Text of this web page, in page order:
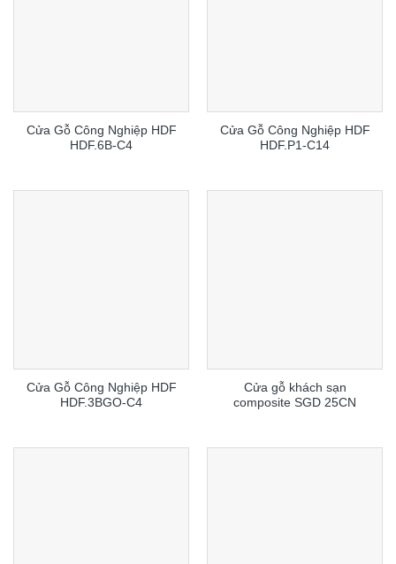
Cửa Gỗ Công Nghiệp HDF
HDF.6B-C4
Cửa Gỗ Công Nghiệp HDF
HDF.P1-C14
Cửa Gỗ Công Nghiệp HDF
HDF.3BGO-C4
Cửa gỗ khách sạn
composite SGD 25CN